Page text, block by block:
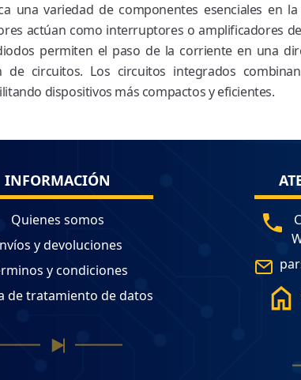
una variedad de componentes esenciales en
actúan como interruptores o amplificadores
permiten el paso de la corriente en una
circuitos. Los circuitos integrados
dispositivos más compactos y eficientes.
INFORMACIÓN
Quienes somos
y devoluciones
y condiciones
de tratamiento de datos